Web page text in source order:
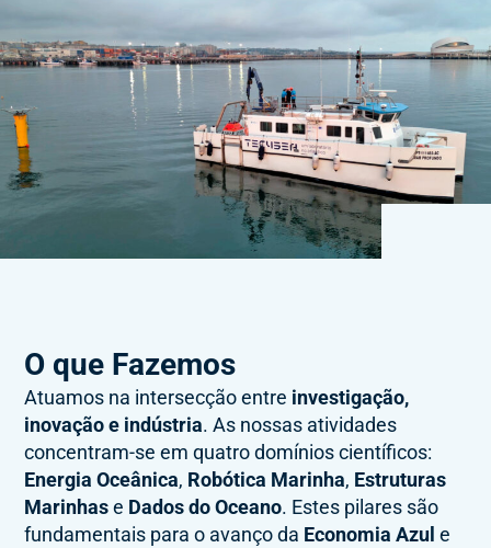
O que Fazemos
Atuamos na intersecção entre investigação,
inovação e indústria. As nossas atividades
concentram-se em quatro domínios científicos:
Energia Oceânica, Robótica Marinha, Estruturas
Marinhase Dados do Oceano. Estes pilares são
fundamentais para o avanço da Economia Azul e